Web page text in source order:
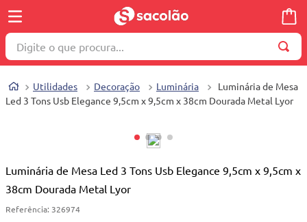
Digite o que procura...
Utilidades Decoração Luminária
Luminária de Mesa
Led 3 Tons Usb Elegance 9,5cm x 9,5cm x 38cm Dourada Metal Lyor
Luminária de Mesa Led 3 Tons Usb Elegance 9,5cm x 9,5cm x
38cm Dourada Metal Lyor
Referência: 326974
1º
wella
º
4º
cosmetico